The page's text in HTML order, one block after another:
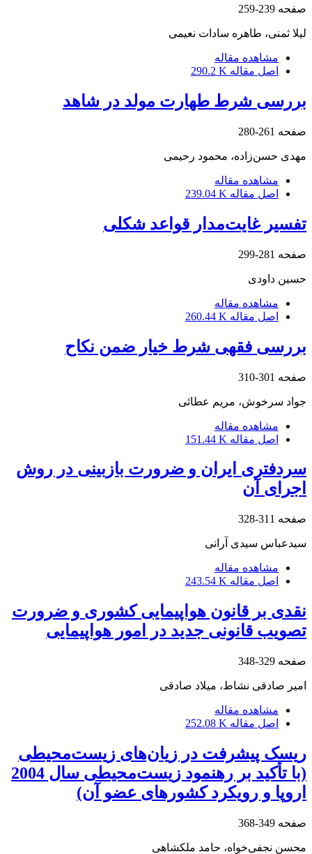
صفحه 239-259
لیلا ثمنی، طاهره سادات نعیمی
مشاهده مقاله
اصل مقاله 290.2 K
بررسی شرط طهارت مولد در شاهد
صفحه 261-280
مهدی حسن‌زاده، محمود رحیمی
مشاهده مقاله
اصل مقاله 239.04 K
تفسیر غایت‌مدار قواعد شکلی
صفحه 281-299
حسین داودی
مشاهده مقاله
اصل مقاله 260.44 K
بررسی فقهی شرط خیار ضمن نکاح
صفحه 301-310
جواد سرخوش، مریم عطائی
مشاهده مقاله
اصل مقاله 151.44 K
سردفتری ایران و ضرورت بازبینی در روش
اجرای آن
صفحه 311-328
سیدعباس سیدی آرانی
مشاهده مقاله
اصل مقاله 243.54 K
نقدی بر قانون هواپیمایی کشوری و ضرورت
تصویب قانونی جدید در امور هواپیمایی
صفحه 329-348
امیر صادقی نشاط، میلاد صادقی
مشاهده مقاله
اصل مقاله 252.08 K
ریسک پیشرفت در زیان‌های زیست‌محیطی
(با تأکید بر رهنمود زیست‌محیطی سال 2004
اروپا و رویکرد کشورهای عضو آن)
صفحه 349-368
محسن نجفی‌خواه، حامد ملکشاهی